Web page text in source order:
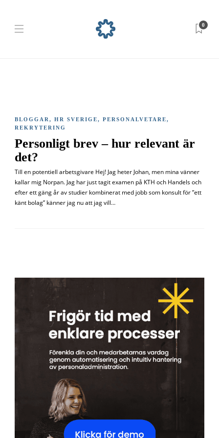
0
BLOGGAR , HR SVERIGE, PERSONALVETARE,
REKRYTERING
Personligt brev – hur relevant är
det?
Till en potentiell arbetsgivare Hej! Jag heter Johan, men mina vänner
kallar mig Norpan. Jag har just tagit examen på KTH och Handels och
efter ett gäng år av studier kombinerat med jobb som konsult för ”ett
känt bolag” känner jag nu att jag vill…